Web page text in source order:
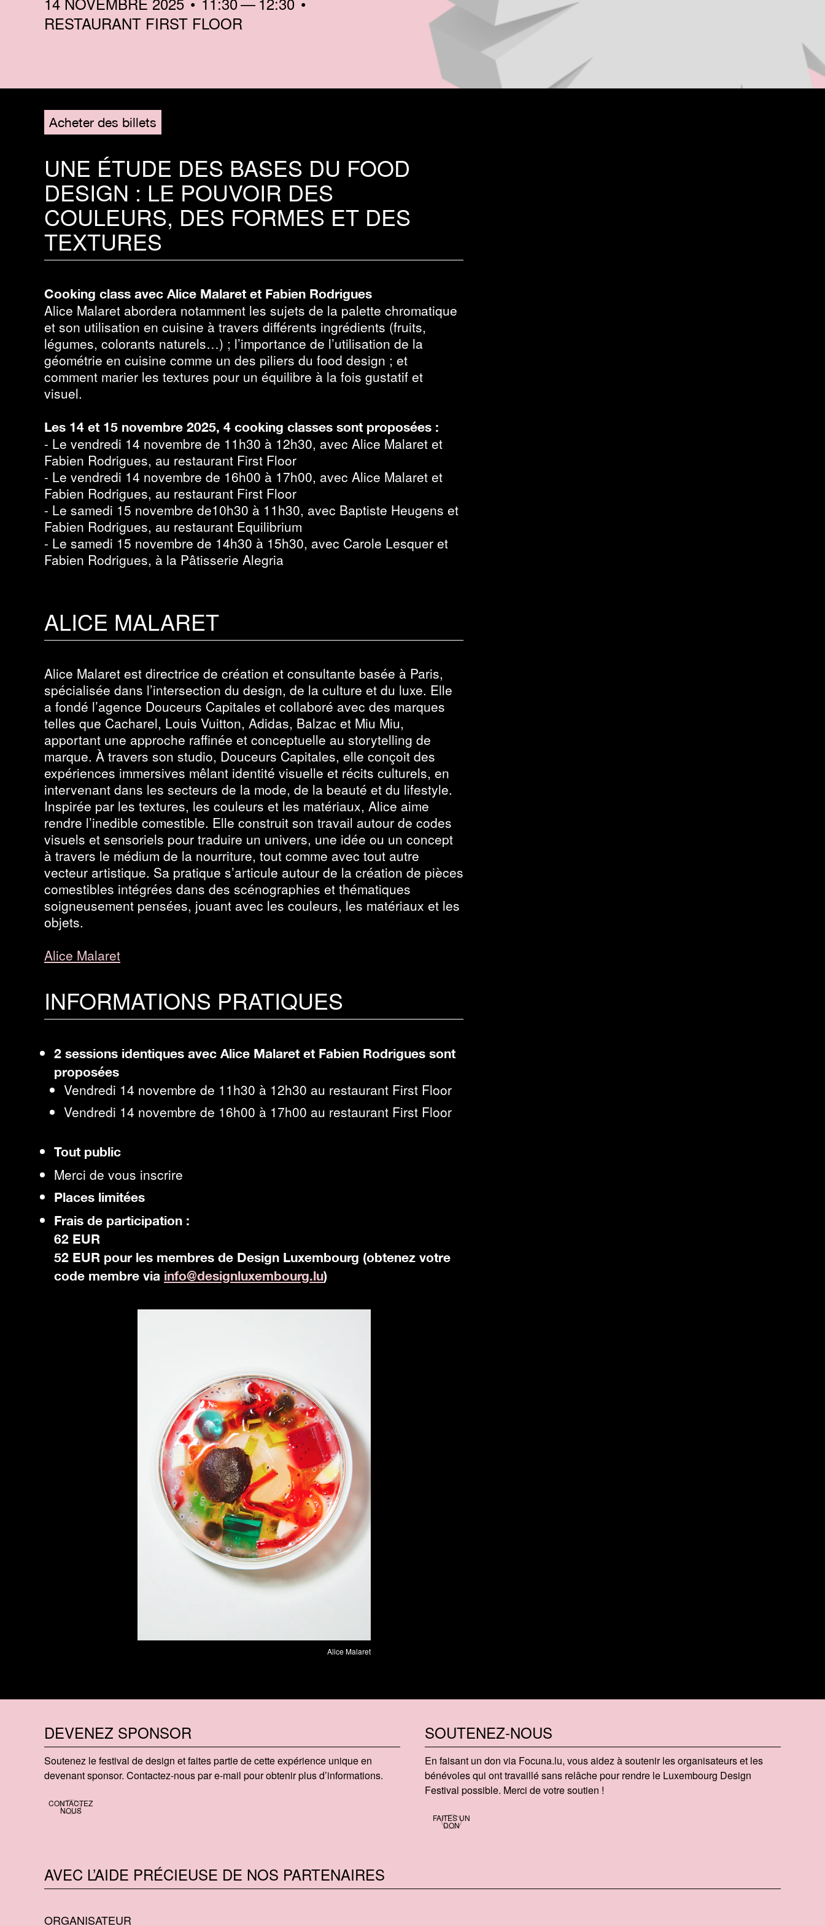
RESTAURANT FIRST FLOOR
Acheter des billets
UNE ÉTUDE DES BASES DU FOOD
DESIGN : LE POUVOIR DES
COULEURS, DES FORMES ET DES
TEXTURES
Cooking class avec Alice Malaret et Fabien Rodrigues
Alice Malaret abordera notamment les sujets de la palette chromatique
et son utilisation en cuisine à travers différents ingrédients (fruits,
légumes, colorants naturels…) ; l’importance de l’utilisation de la
géométrie en cuisine comme un des piliers du food design ; et
comment marier les textures pour un équilibre à la fois gustatif et
visuel.
Les 14 et 15 novembre 2025, 4 cooking classes sont proposées :
- Le vendredi 14 novembre de 11h30 à 12h30, avec Alice Malaret et
Fabien Rodrigues, au restaurant First Floor
- Le vendredi 14 novembre de 16h00 à 17h00, avec Alice Malaret et
Fabien Rodrigues, au restaurant First Floor
- Le samedi 15 novembre de10h30 à 11h30, avec Baptiste Heugens et
Fabien Rodrigues, au restaurant Equilibrium
- Le samedi 15 novembre de 14h30 à 15h30, avec Carole Lesquer et
Fabien Rodrigues, à la Pâtisserie Alegria
ALICE MALARET
Alice Malaret est directrice de création et consultante basée à Paris,
spécialisée dans l’intersection du design, de la culture et du luxe. Elle
a fondé l’agence Douceurs Capitales et collaboré avec des marques
telles que Cacharel, Louis Vuitton, Adidas, Balzac et Miu Miu,
apportant une approche raffinée et conceptuelle au storytelling de
marque. À travers son studio, Douceurs Capitales, elle conçoit des
expériences immersives mêlant identité visuelle et récits culturels, en
intervenant dans les secteurs de la mode, de la beauté et du lifestyle.
Inspirée par les textures, les couleurs et les matériaux, Alice aime
rendre l’inedible comestible. Elle construit son travail autour de codes
visuels et sensoriels pour traduire un univers, une idée ou un concept
à travers le médium de la nourriture, tout comme avec tout autre
vecteur artistique. Sa pratique s’articule autour de la création de pièces
comestibles intégrées dans des scénographies et thématiques
soigneusement pensées, jouant avec les couleurs, les matériaux et les
objets.
Alice Malaret
INFORMATIONS PRATIQUES
2 sessions identiques avec Alice Malaret et Fabien Rodrigues sont
proposées
Vendredi 14 novembre de 11h30 à 12h30 au restaurant First Floor
Vendredi 14 novembre de 16h00 à 17h00 au restaurant First Floor
Tout public
Merci de vous inscrire
Places limitées
Frais de participation :
62 EUR
52 EUR pour les membres de Design Luxembourg (obtenez votre
code membre via info@​designluxembourg.​lu)
Alice Malaret
DEVENEZ SPONSOR
Soutenez le festival de design et faites partie de cette expérience unique en
devenant sponsor. Contactez-nous par e-mail pour obtenir plus d’informations.
CONTACTEZ
NOUS
SOUTENEZ-NOUS
En faisant un don via Focu​na​.lu, vous aidez à soutenir les organisateurs et les
bénévoles qui ont travaillé sans relâche pour rendre le Luxembourg Design
Festival possible. Merci de votre soutien !
FAITES UN
DON
AVEC L’AIDE PRÉCIEUSE DE NOS PARTENAIRES
ORGANISATEUR